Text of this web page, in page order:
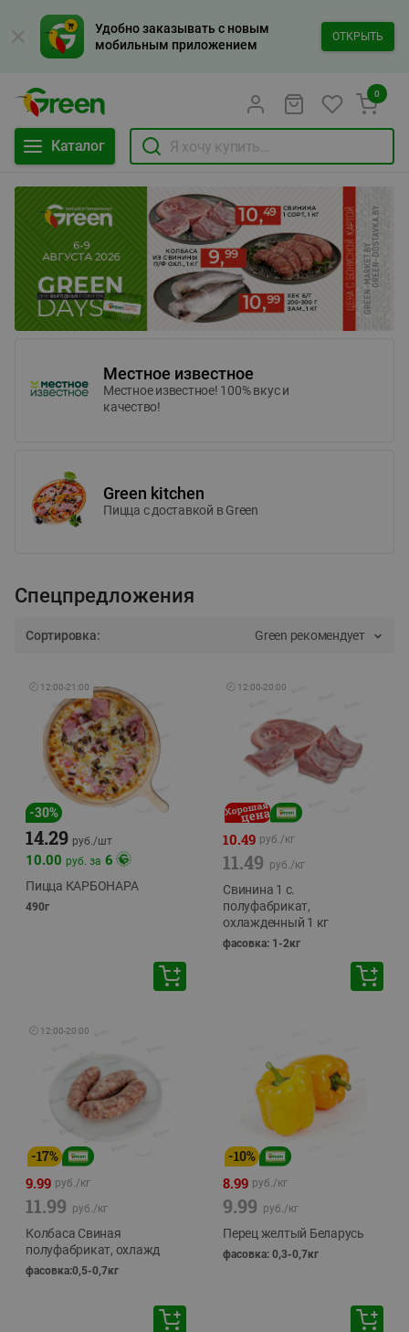
Удобно заказывать с новым
мобильным приложением
ОТКРЫТЬ
Каталог
0
Местное известное
Местное известное! 100% вкус и
качество!
Green kitchen
Пицца c доставкой в Green
Спецпредложения
Сортировка: Green рекомендует
🕘 12:00-21:00
-30%
14.29 руб./шт
10.00 руб. за 6
Пицца КАРБОНАРА
490г
🕘 12:00-20:00
10.49 руб./кг
11.49 руб./кг
Свинина 1 с.
полуфабрикат,
охлажденный 1 кг
фасовка: 1-2кг
🕘 12:00-20:00
-17%
9.99 руб./кг
11.99 руб./кг
Колбаса Свиная
полуфабрикат, охлажд
фасовка:0,5-0,7кг
-10%
8.99 руб./кг
9.99 руб./кг
Перец желтый Беларусь
фасовка: 0,3-0,7кг